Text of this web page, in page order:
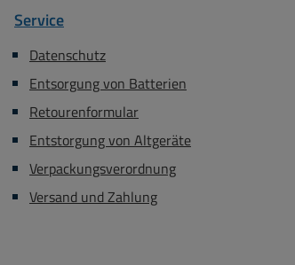
Service
Datenschutz
Entsorgung von Batterien
Retourenformular
Entstorgung von Altgeräte
Verpackungsverordnung
Versand und Zahlung